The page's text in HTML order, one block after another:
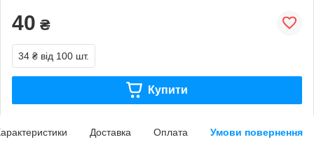
40 ₴
34 ₴ від 100 шт.
Купити
Доставка Оплата Умови повернення